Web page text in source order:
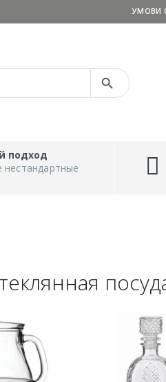
УМОВИ
Search Button
подход